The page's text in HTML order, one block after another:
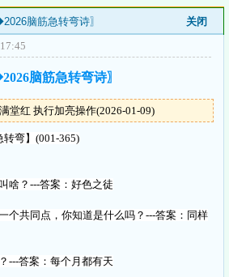
脑筋急转弯诗〗
关闭
脑筋急转弯诗〗
堂红 执行加亮操作(2026-01-09)
弯】(001-365)
啥？---答案：好色之徒
个共同点，你知道是什么吗？---答案：同样
---答案：每个月都有天